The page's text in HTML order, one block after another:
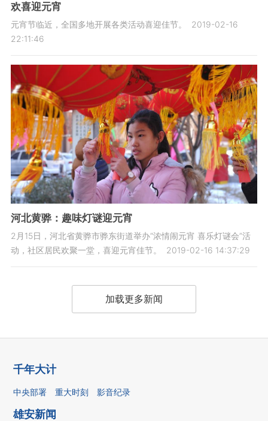
欢喜迎元宵
元宵节临近，全国多地开展各类活动喜迎佳节。
2019-02-16
22:11:46
河北黄骅：趣味灯谜迎元宵
2月15日，河北省黄骅市骅东街道举办“浓情闹元宵 喜乐灯谜会”活
动，社区居民欢聚一堂，喜迎元宵佳节。
2019-02-16 14:37:29
加载更多新闻
千年大计
中央部署 重大时刻 影音纪录
雄安新闻